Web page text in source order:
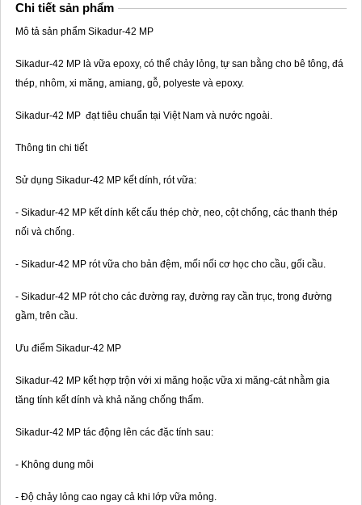
Chi tiết sản phẩm
Mô tả sản phẩm Sikadur-42 MP
Sikadur-42 MP là vữa epoxy, có thể chảy lỏng, tự san bằng cho bê tông, đá
thép, nhôm, xi măng, amiang, gỗ, polyeste và epoxy.
Sikadur-42 MP đạt tiêu chuẩn tại Việt Nam và nước ngoài.
Thông tin chi tiết
Sử dụng Sikadur-42 MP kết dính, rót vữa:
- Sikadur-42 MP kết dính kết cấu thép chờ, neo, cột chống, các thanh thép
nối và chống.
- Sikadur-42 MP rót vữa cho bản đệm, mối nối cơ học cho cầu, gối cầu.
- Sikadur-42 MP rót cho các đường ray, đường ray cần trục, trong đường
gầm, trên cầu.
Ưu điểm Sikadur-42 MP
Sikadur-42 MP kết hợp trộn với xi măng hoặc vữa xi măng-cát nhằm gia
tăng tính kết dính và khả năng chống thấm.
Sikadur-42 MP tác động lên các đặc tính sau:
- Không dung môi
- Độ chảy lỏng cao ngay cả khi lớp vữa mỏng.